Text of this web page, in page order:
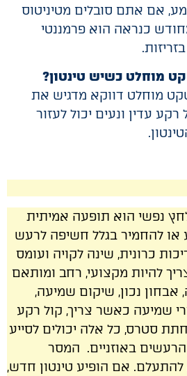
אם אתם סובלים מטיניטוס
כנראה הוא פרמננטי
מוחלט כשיש טינטון?
מוחלט דווקא מדגיש את
עדין ונעים יכול לעזור
נפשי הוא תופעה אמיתית
או להחמיר בגלל חשיפה לרעש
כרונית, שינה לקויה ועומס
להיות מקצועי, רחב ומותאם
נכון, שיקום שמיעה,
שמיעה כאשר צריך, קול רקע
סטרס, כל אלה יכולים לסייע
באוזניים. המסר
אם הופיע טינטון חדש,